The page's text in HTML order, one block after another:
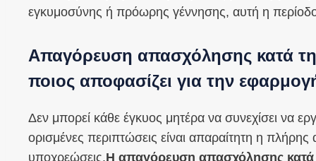
εγκυμοσύνης ή πρόωρης γέννησης, αυτή η
Απαγόρευση απασχόλησης κατά
ποιος αποφασίζει για την
Δεν μπορεί κάθε έγκυος μητέρα να συνεχίσει να
ορισμένες περιπτώσεις είναι απαραίτητη η
υποχρεώσεις.Η απαγόρευση απασχόλησης κατά